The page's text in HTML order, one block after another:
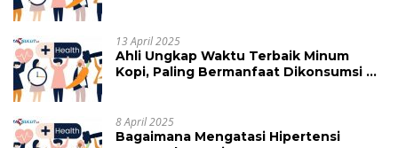
13 April 2025
Ahli Ungkap Waktu Terbaik Minum
Kopi, Paling Bermanfaat Dikonsumsi di
8 April 2025
Bagaimana Mengatasi Hipertensi